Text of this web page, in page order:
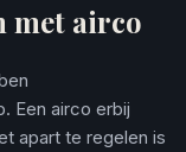
met airco
Een airco erbij
apart te regelen is